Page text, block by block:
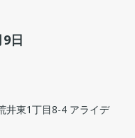
日
井東1丁目8-4 アライデ